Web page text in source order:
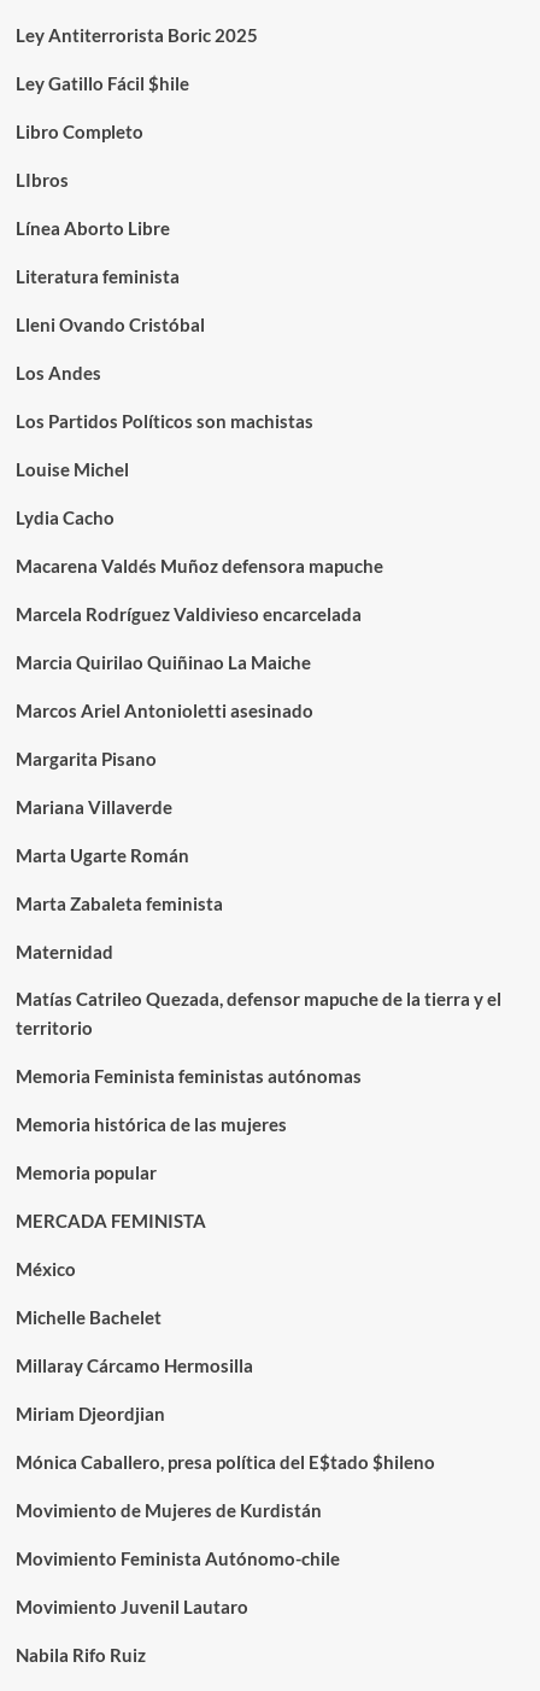
Ley Antiterrorista Boric 2025
Ley Gatillo Fácil $hile
Libro Completo
LIbros
Línea Aborto Libre
Literatura feminista
Lleni Ovando Cristóbal
Los Andes
Los Partidos Políticos son machistas
Louise Michel
Lydia Cacho
Macarena Valdés Muñoz defensora mapuche
Marcela Rodríguez Valdivieso encarcelada
Marcia Quirilao Quiñinao La Maiche
Marcos Ariel Antonioletti asesinado
Margarita Pisano
Mariana Villaverde
Marta Ugarte Román
Marta Zabaleta feminista
Maternidad
Matías Catrileo Quezada, defensor mapuche de la tierra y el
territorio
Memoria Feminista feministas autónomas
Memoria histórica de las mujeres
Memoria popular
MERCADA FEMINISTA
México
Michelle Bachelet
Millaray Cárcamo Hermosilla
Miriam Djeordjian
Mónica Caballero, presa política del E$tado $hileno
Movimiento de Mujeres de Kurdistán
Movimiento Feminista Autónomo-chile
Movimiento Juvenil Lautaro
Nabila Rifo Ruiz